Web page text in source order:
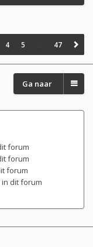
4 5 47
Ga naar
forum
forum
forum
dit forum